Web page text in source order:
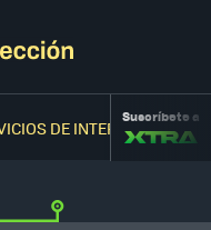
DE INTERNETSuscríbete a